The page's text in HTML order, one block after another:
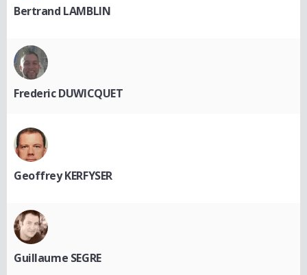
Bertrand LAMBLIN
Frederic DUWICQUET
Geoffrey KERFYSER
Guillaume SEGRE